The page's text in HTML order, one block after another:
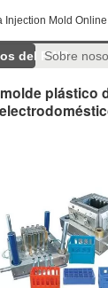
Injection Mold
del PWB
Sobre
plástico